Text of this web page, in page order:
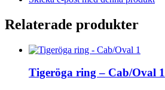
Relaterade produkter
Tigeröga ring – Cab/Oval 1